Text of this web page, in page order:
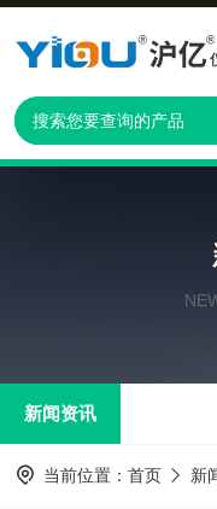
新闻资讯
当前位置： 首页 新